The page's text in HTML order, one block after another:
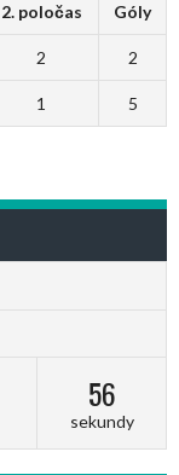
2. poločas Góly
2 2
1 5
56
sekundy